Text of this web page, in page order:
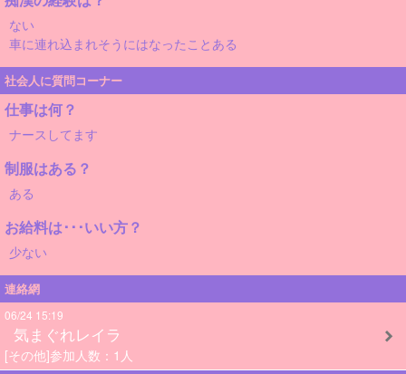
ない
車に連れ込まれそうにはなったことある
社会人に質問コーナー
仕事は何？
ナースしてます
制服はある？
ある
お給料は･･･いい方？
少ない
連絡網
06/24 15:19
気まぐれレイラ
[その他]参加人数：1人